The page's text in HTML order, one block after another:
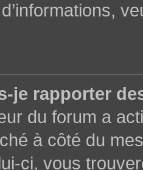
je rapporter
du forum a
à côté du
ci, vous